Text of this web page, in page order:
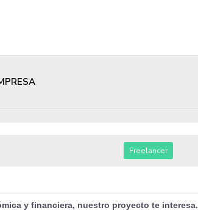
Freelancer
y financiera, nuestro proyecto te interesa.